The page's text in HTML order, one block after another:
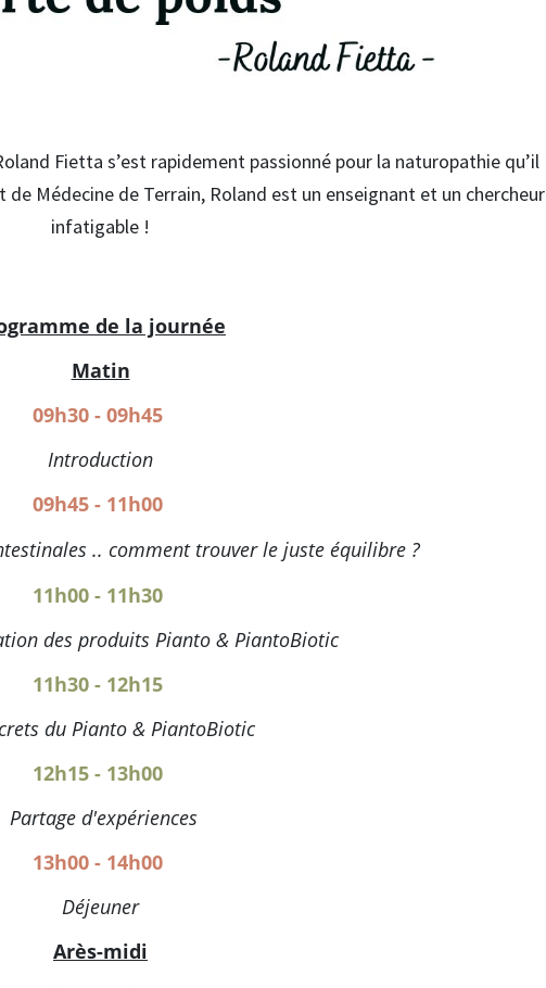
Fietta s’est rapidement passionné pour la naturopathie qu’il
Médecine de Terrain, Roland est un enseignant et un chercheur
infatigable !
de la journée
Matin
09h30 - 09h45
Introduction
09h45 - 11h00
.. comment trouver le juste équilibre ?
11h00 - 11h30
des produits Pianto & PiantoBiotic
11h30 - 12h15
du Pianto & PiantoBiotic
12h15 - 13h00
Partage d'expériences
13h00 - 14h00
Déjeuner
Arès-midi